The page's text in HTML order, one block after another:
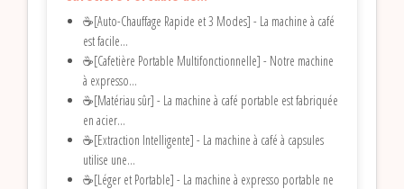
☕[Auto-Chauffage Rapide et 3 Modes] - La machine à café
est facile...
☕[Cafetière Portable Multifonctionnelle] - Notre machine
à expresso...
☕[Matériau sûr] - La machine à café portable est fabriquée
en acier...
☕[Extraction Intelligente] - La machine à café à capsules
utilise une...
☕[Léger et Portable] - La machine à expresso portable ne